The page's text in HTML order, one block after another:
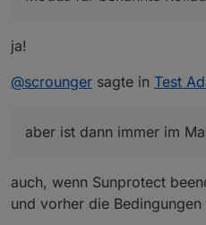
danach ist auch
Aber das geht
Weil genau das
ja!
@scrounger sagte in Test
aber ist dann immer im
auch, wenn Sunprotect
und vorher die